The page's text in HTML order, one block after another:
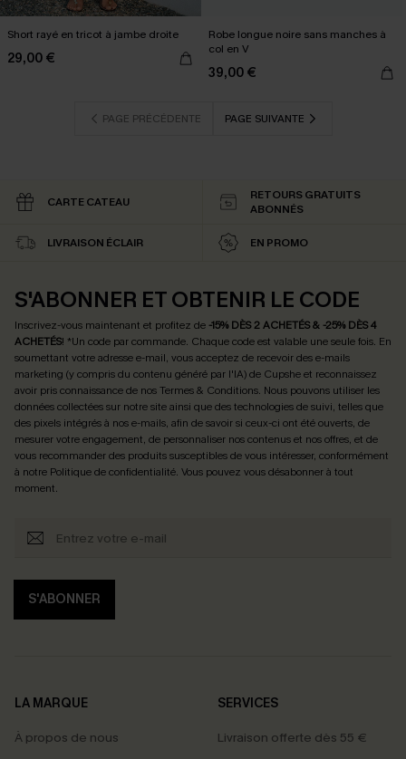
Short rayé en tricot à jambe droite
29,00 €
Robe longue noire sans manches à
col en V
39,00 €
PAGE PRÉCÉDENTE PAGE SUIVANTE
CARTE CATEAU
RETOURS GRATUITS
ABONNÉS
LIVRAISON ÉCLAIR EN PROMO
S'ABONNER ET OBTENIR LE CODE
Inscrivez-vous maintenant et profitez de -15% DÈS 2 ACHETÉS & -25% DÈS 4
ACHETÉS! *Un code par commande. Chaque code est valable une seule fois. En
soumettant votre adresse e-mail, vous acceptez de recevoir des e-mails
marketing (y compris du contenu généré par l'IA) de Cupshe et reconnaissez
avoir pris connaissance de nosTermes & Conditions. Nous pouvons utiliser les
données collectées sur notre site ainsi que des technologies de suivi, telles que
des pixels intégrés à nos e-mails, afin de savoir si ceux-ci ont été ouverts, de
mesurer votre engagement, de personnaliser nos contenus et nos offres, et de
vous recommander des produits susceptibles de vous intéresser, conformément
à notre Politique de confidentialité. Vous pouvez vous désabonner à tout
moment.
S'ABONNER
LA MARQUE
À propos de nous
SERVICES
Livraison offerte dès 55 €